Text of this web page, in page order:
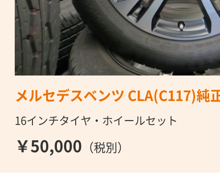
メルセデスベンツ CLA(C117)純
16インチタイヤ・ホイールセット
￥50,000 （税別）